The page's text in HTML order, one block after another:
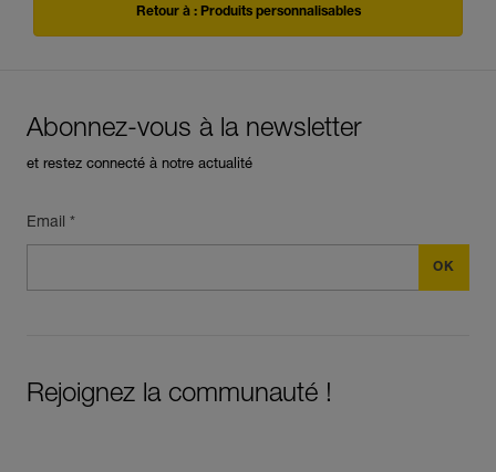
Retour à : Produits personnalisables
Abonnez-vous à la newsletter
et restez connecté à notre actualité
Email *
Rejoignez la communauté !